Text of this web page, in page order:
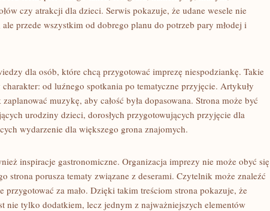
czy atrakcji dla dzieci. Serwis pokazuje, że udane wesele nie
przede wszystkim od dobrego planu do potrzeb pary młodej i
dla osób, które chcą przygotować imprezę niespodziankę. Takie
od luźnego spotkania po tematyczne przyjęcie. Artykuły
muzykę, aby całość była dopasowana. Strona może być
urodziny dzieci, dorosłych przygotowujących przyjęcie dla
wydarzenie dla większego grona znajomych.
inspiracje gastronomiczne. Organizacja imprezy nie może obyć się
strona porusza tematy związane z deserami. Czytelnik może znaleźć
przygotować za mało. Dzięki takim treściom strona pokazuje, że
nie tylko dodatkiem, lecz jednym z najważniejszych elementów